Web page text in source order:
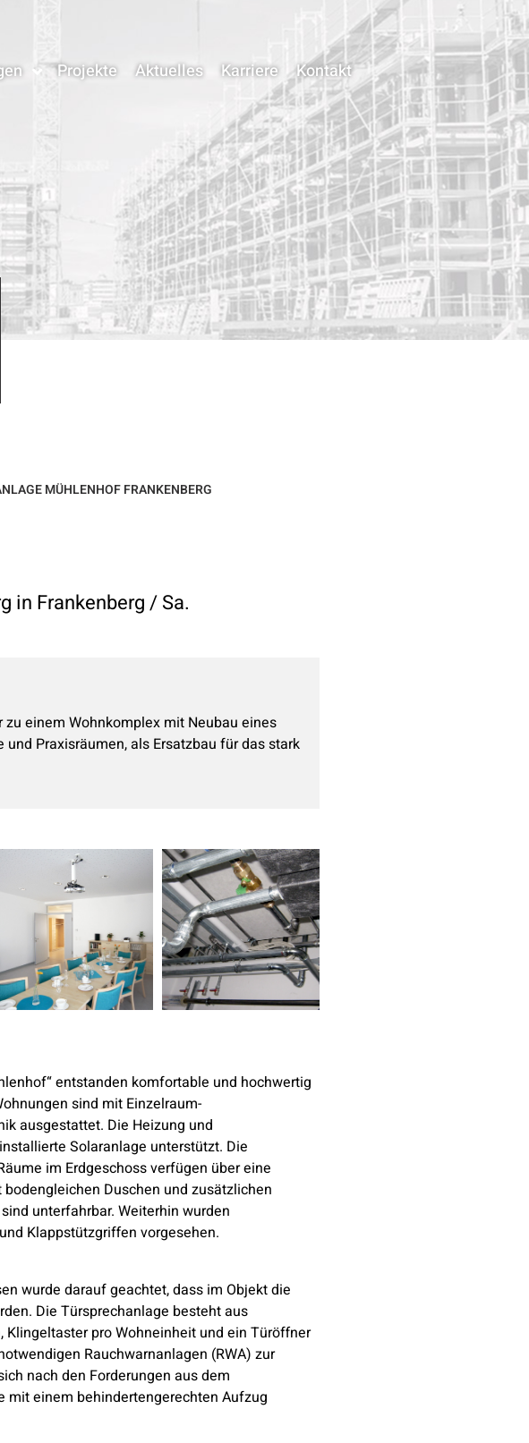
Projekte Aktuelles Karriere Kontakt
MÜHLENHOF FRANKENBERG
in Frankenberg / Sa.
einem Wohnkomplex mit Neubau eines
Praxisräumen, als Ersatzbau für das stark
entstanden komfortable und hochwertig
sind mit Einzelraum-
ausgestattet. Die Heizung und
Solaranlage unterstützt. Die
im Erdgeschoss verfügen über eine
Duschen und zusätzlichen
unterfahrbar. Weiterhin wurden
Klappstützgriffen vorgesehen.
wurde darauf geachtet, dass im Objekt die
Die Türsprechanlage besteht aus
pro Wohneinheit und ein Türöffner
Rauchwarnanlagen (RWA) zur
nach den Forderungen aus dem
mit einem behindertengerechten Aufzug